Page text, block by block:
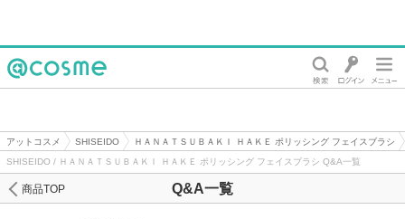
アットコスメ SHISEIDO
ＨＡＮＡＴＳＵＢＡＫＩ ＨＡＫＥ ポリッシング フェイスブラシ
SHISEIDO / ＨＡＮＡＴＳＵＢＡＫＩ ＨＡＫＥ ポリッシング フェイスブラシ Q&A一覧
Q&A一覧
商品TOP